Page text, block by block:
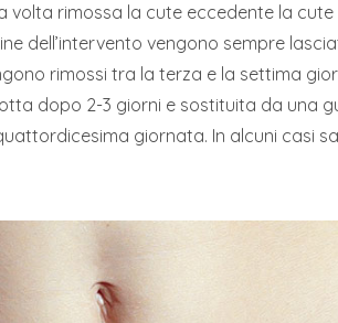
volta rimossa la cute eccedente la
dell’intervento vengono sempre
rimossi tra la terza e la settima
dopo 2-3 giorni e sostituita da una
giornata. In alcuni casi